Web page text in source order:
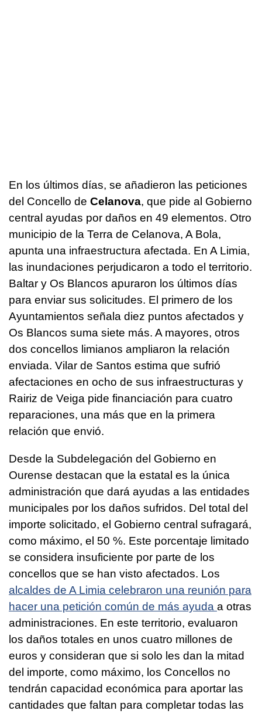
En los últimos días, se añadieron las peticiones
del Concello de Celanova, que pide al Gobierno
central ayudas por daños en 49 elementos. Otro
municipio de la Terra de Celanova, A Bola,
apunta una infraestructura afectada. En A Limia,
las inundaciones perjudicaron a todo el territorio.
Baltar y Os Blancos apuraron los últimos días
para enviar sus solicitudes. El primero de los
Ayuntamientos señala diez puntos afectados y
Os Blancos suma siete más. A mayores, otros
dos concellos limianos ampliaron la relación
enviada. Vilar de Santos estima que sufrió
afectaciones en ocho de sus infraestructuras y
Rairiz de Veiga pide financiación para cuatro
reparaciones, una más que en la primera
relación que envió.
Desde la Subdelegación del Gobierno en
Ourense destacan que la estatal es la única
administración que dará ayudas a las entidades
municipales por los daños sufridos. Del total del
importe solicitado, el Gobierno central sufragará,
como máximo, el 50 %. Este porcentaje limitado
se considera insuficiente por parte de los
concellos que se han visto afectados. Los
alcaldes de A Limia celebraron una reunión para
hacer una petición común de más ayuda a otras
administraciones. En este territorio, evaluaron
los daños totales en unos cuatro millones de
euros y consideran que si solo les dan la mitad
del importe, como máximo, los Concellos no
tendrán capacidad económica para aportar las
cantidades que faltan para completar todas las